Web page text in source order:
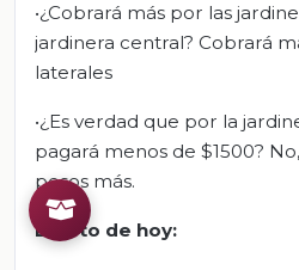
•¿Cobrará más por las
jardinera central? Cobrará
laterales
•¿Es verdad que por la
pagará menos de $1500?
pesos más.
El reto de hoy: